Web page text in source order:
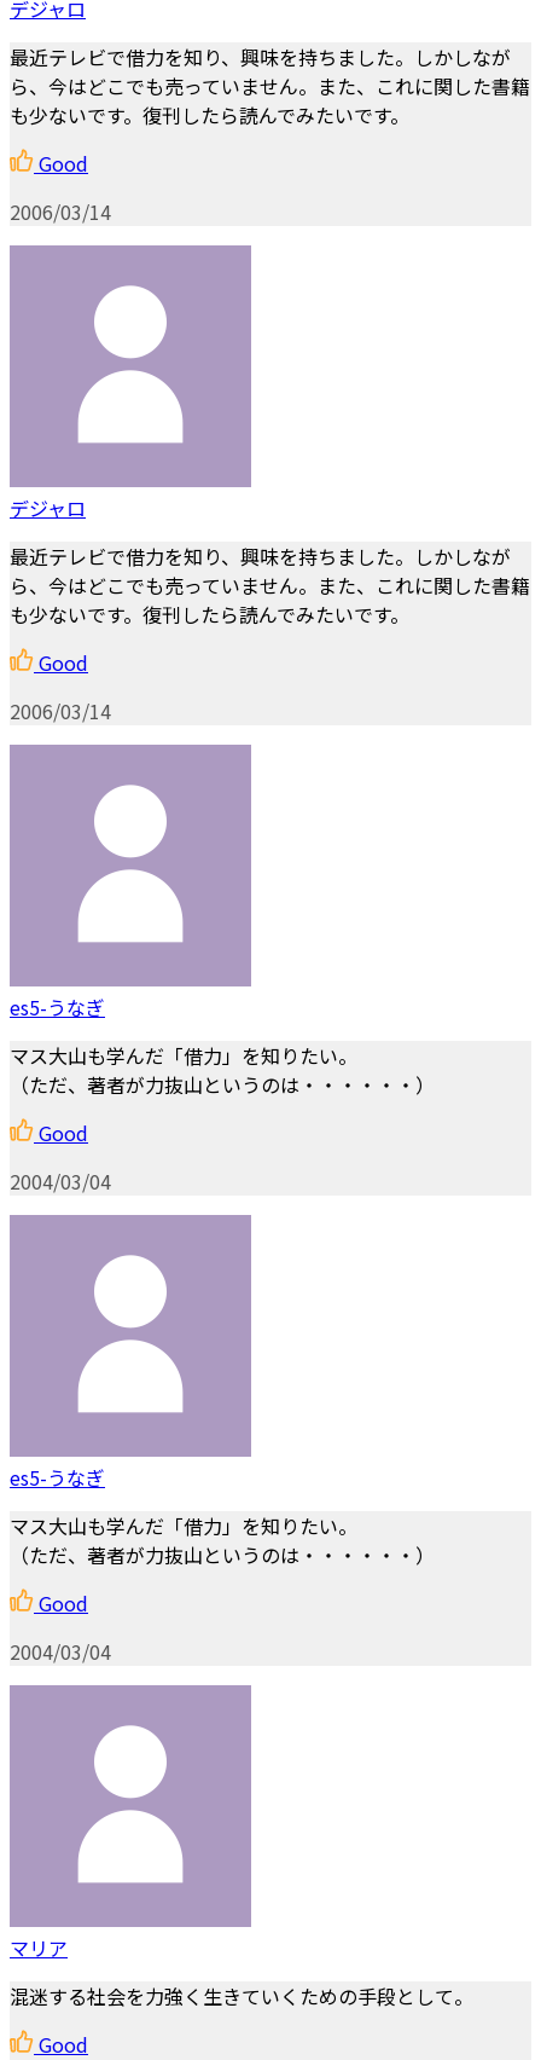
デジャロ
最近テレビで借力を知り、興味を持ちました。しかしなが
ら、今はどこでも売っていません。また、これに関した書籍
も少ないです。復刊したら読んでみたいです。
Good
2006/03/14
デジャロ
最近テレビで借力を知り、興味を持ちました。しかしなが
ら、今はどこでも売っていません。また、これに関した書籍
も少ないです。復刊したら読んでみたいです。
Good
2006/03/14
es5-うなぎ
マス大山も学んだ「借力」を知りたい。
（ただ、著者が力抜山というのは・・・・・・）
Good
2004/03/04
es5-うなぎ
マス大山も学んだ「借力」を知りたい。
（ただ、著者が力抜山というのは・・・・・・）
Good
2004/03/04
マリア
混迷する社会を力強く生きていくための手段として。
Good